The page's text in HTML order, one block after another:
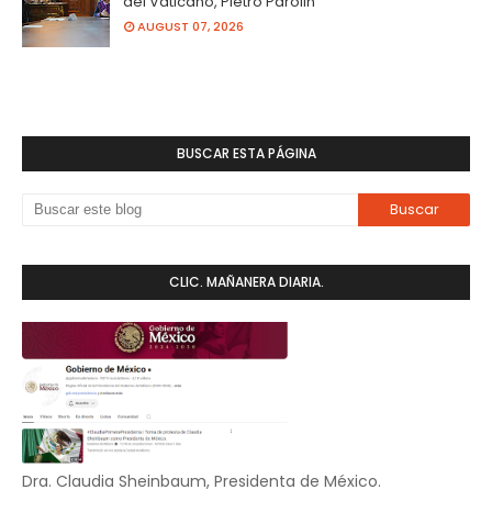
AUGUST 07, 2026
BUSCAR ESTA PÁGINA
CLIC. MAÑANERA DIARIA.
Dra. Claudia Sheinbaum, Presidenta de México.